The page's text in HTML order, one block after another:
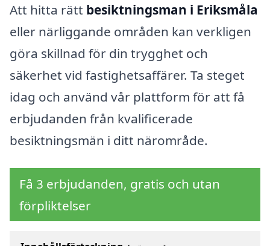
Att hitta rätt besiktningsman i Eriksmåla
eller närliggande områden kan verkligen
göra skillnad för din trygghet och
säkerhet vid fastighetsaffärer. Ta steget
idag och använd vår plattform för att få
erbjudanden från kvalificerade
besiktningsmän i ditt närområde.
Få 3 erbjudanden, gratis och utan
förpliktelser